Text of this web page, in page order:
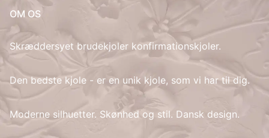
IT
LV
LT
NO
OM OS
Skræddersyet brudekjoler konfirmationskjoler.
Den bedste kjole - er en unik kjole, som vi har til dig.
Moderne silhuetter. Skønhed og stil. Dansk design.